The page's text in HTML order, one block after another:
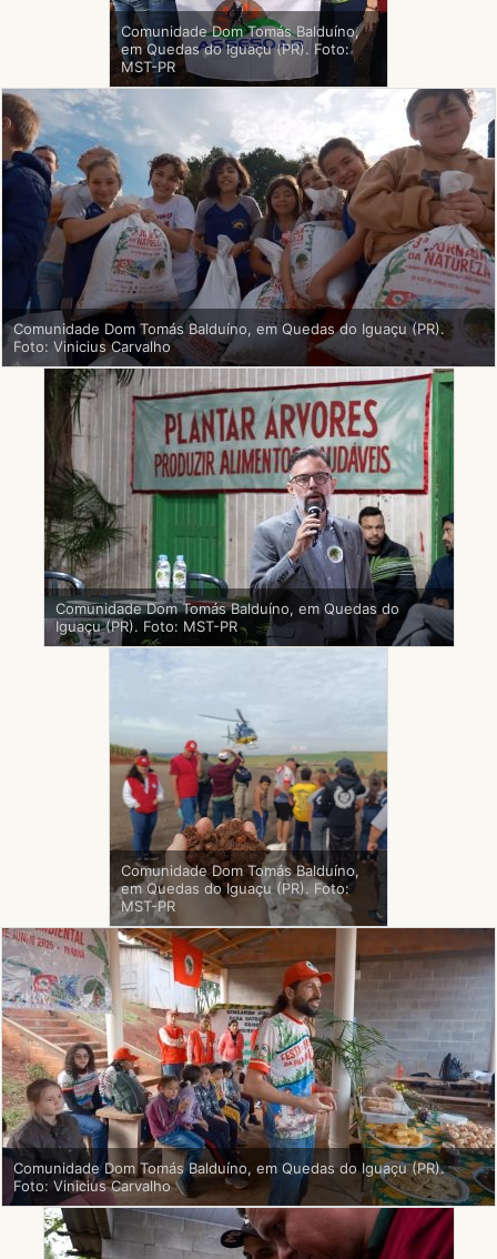
Comunidade Dom Tomás Balduíno,
em Quedas do Iguaçu (PR). Foto:
MST-PR
Comunidade Dom Tomás Balduíno, em Quedas do Iguaçu (PR).
Foto: Vinicius Carvalho
Comunidade Dom Tomás Balduíno, em Quedas do
Iguaçu (PR). Foto: MST-PR
Comunidade Dom Tomás Balduíno,
em Quedas do Iguaçu (PR). Foto:
MST-PR
Comunidade Dom Tomás Balduíno, em Quedas do Iguaçu (PR).
Foto: Vinicius Carvalho